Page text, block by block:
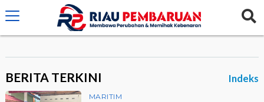
crossorigin="anonymous">
BERITA TERKINI Indeks
MARITIM